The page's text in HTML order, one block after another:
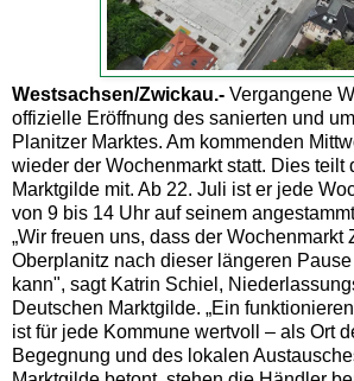
Westsachsen/Zwickau.- Vergangene
offizielle Eröffnung des sanierten und
Planitzer Marktes. Am kommenden
wieder der Wochenmarkt statt. Dies teilt
Marktgilde mit. Ab 22. Juli ist er jede
von 9 bis 14 Uhr auf seinem
„Wir freuen uns, dass der Wochenmarkt
Oberplanitz nach dieser längeren
kann", sagt Katrin Schiel,
Deutschen Marktgilde. „Ein
ist für jede Kommune wertvoll – als Ort
Begegnung und des lokalen